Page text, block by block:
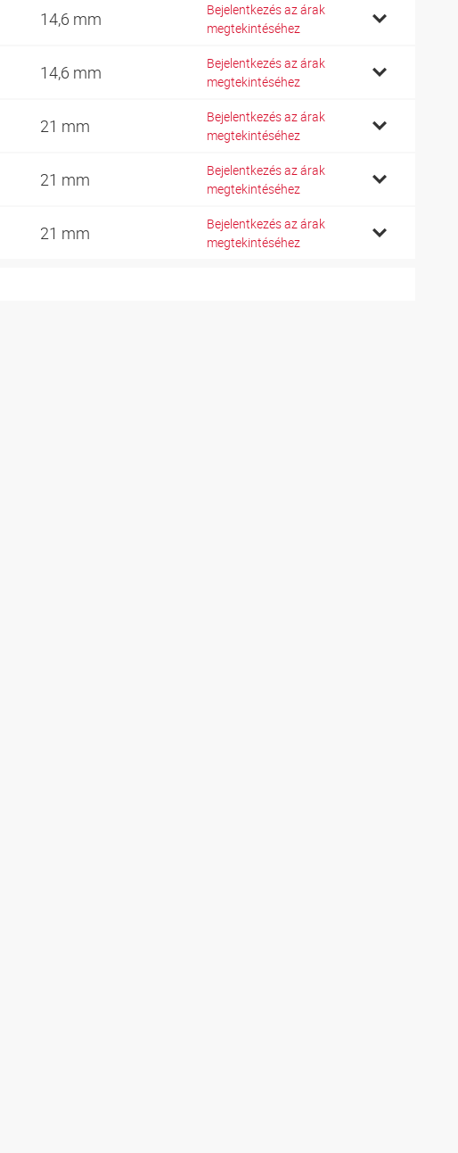
14,6 mm
Bejelentkezés az árak
megtekintéséhez
14,6 mm
Bejelentkezés az árak
megtekintéséhez
21 mm
Bejelentkezés az árak
megtekintéséhez
21 mm
Bejelentkezés az árak
megtekintéséhez
21 mm
Bejelentkezés az árak
megtekintéséhez